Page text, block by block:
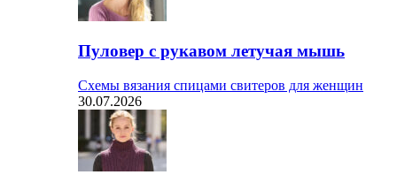
Пуловер с рукавом летучая мышь
Схемы вязания спицами свитеров для женщин
30.07.2026